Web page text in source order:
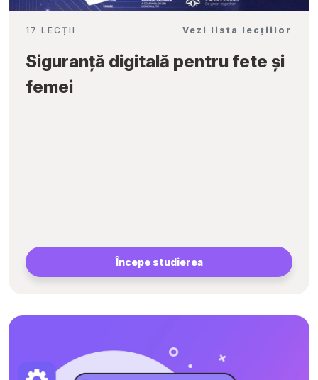
17 LECȚII Vezi lista lecțiilor
Siguranță digitală pentru fete și
femei
Începe studierea